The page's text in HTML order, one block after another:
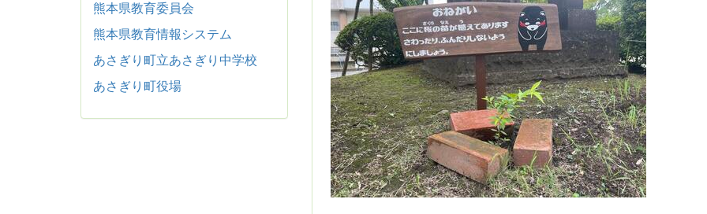
熊本県教育委員会
熊本県教育情報システム
あさぎり町立あさぎり中学校
あさぎり町役場